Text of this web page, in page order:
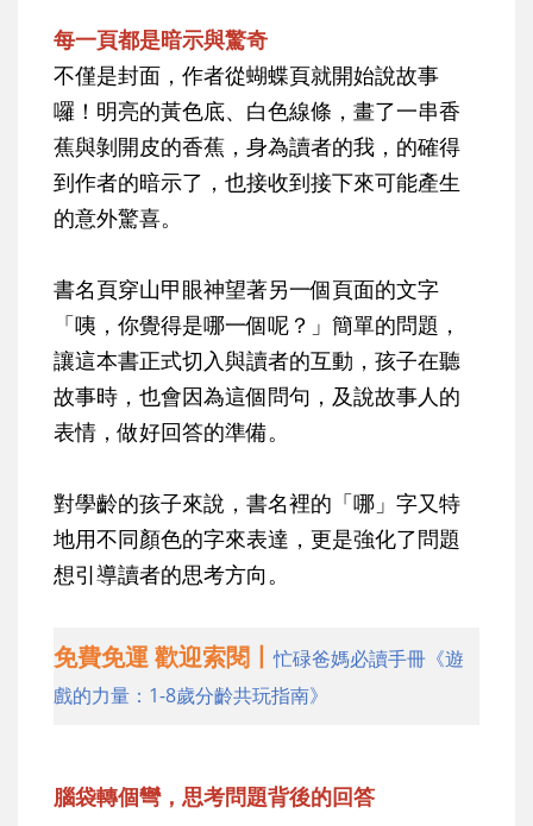
每一頁都是暗示與驚奇
不僅是封面，作者從蝴蝶頁就開始說故事
囉！明亮的黃色底、白色線條，畫了一串香
蕉與剝開皮的香蕉，身為讀者的我，的確得
到作者的暗示了，也接收到接下來可能產生
的意外驚喜。
書名頁穿山甲眼神望著另一個頁面的文字
「咦，你覺得是哪一個呢？」簡單的問題，
讓這本書正式切入與讀者的互動，孩子在聽
故事時，也會因為這個問句，及說故事人的
表情，做好回答的準備。
對學齡的孩子來說，書名裡的「哪」字又特
地用不同顏色的字來表達，更是強化了問題
想引導讀者的思考方向。
免費免運 歡迎索閱丨忙碌爸媽必讀手冊《遊
戲的力量：1-8歲分齡共玩指南》
腦袋轉個彎，思考問題背後的回答